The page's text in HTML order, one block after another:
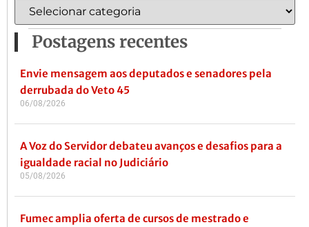
Postagens recentes
Envie mensagem aos deputados e senadores pela
derrubada do Veto 45
06/08/2026
A Voz do Servidor debateu avanços e desafios para a
igualdade racial no Judiciário
05/08/2026
Fumec amplia oferta de cursos de mestrado e